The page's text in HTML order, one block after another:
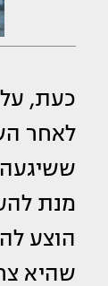
כעת, על
לאחר
מנת
הוצע
שהיא